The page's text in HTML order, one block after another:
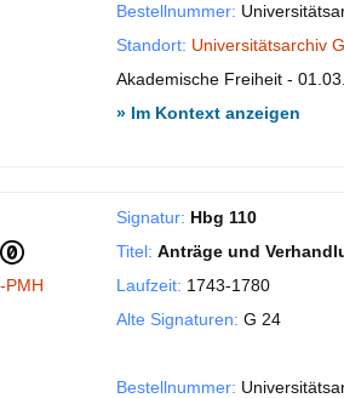
Bestellnummer:
Standort: Universitätsarchiv
Akademische Freiheit -
» Im Kontext anzeigen
PMH
Signatur: Hbg 110
Titel: Anträge und
Laufzeit: 1743-1780
Alte Signaturen: G 24
Bestellnummer: